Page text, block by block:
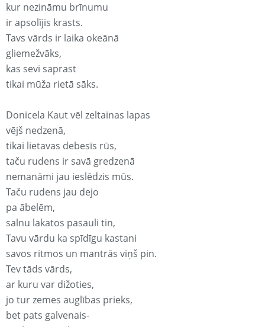
kur nezināmu brīnumu
ir apsolījis krasts.
Tavs vārds ir laika okeānā
gliemežvāks,
kas sevi saprast
tikai mūža rietā sāks.
Donicela Kaut vēl zeltainas lapas
vējš nedzenā,
tikai lietavas debesīs rūs,
taču rudens ir savā gredzenā
nemanāmi jau ieslēdzis mūs.
Taču rudens jau dejo
pa ābelēm,
salnu lakatos pasauli tin,
Tavu vārdu ka spīdīgu kastani
savos ritmos un mantrās viņš pin.
Tev tāds vārds,
ar kuru var dižoties,
jo tur zemes auglības prieks,
bet pats galvenais-